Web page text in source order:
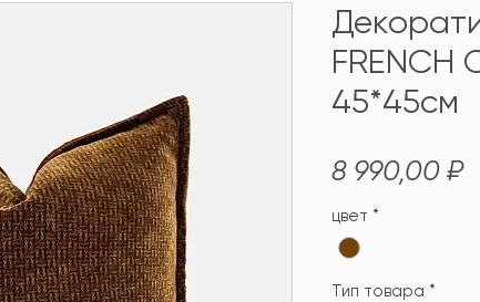
FRENCH
45*45см
8 990,00 ₽
цвет *
Тип товара *